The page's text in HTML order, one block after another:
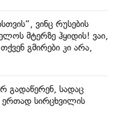
ვინც რუსების
მტერზე ჰყიდის! ვაი,
გმირები კი არა,
გადაწერენ, სადაც
სირცხვილის